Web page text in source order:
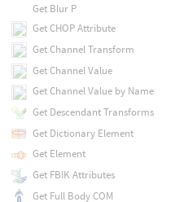
Get Blur P
Get CHOP Attribute
Get Channel Transform
Get Channel Value
Get Channel Value by Name
Get Descendant Transforms
Get Dictionary Element
Get Element
Get FBIK Attributes
Get Full Body COM